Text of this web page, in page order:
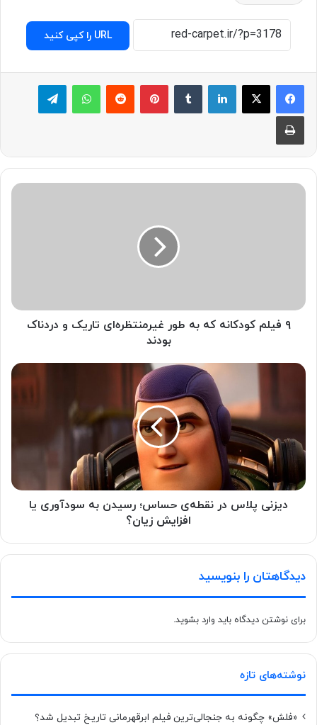
URL را کپی کنید
لینکدین پینترست ‫رددیت واتس آپ
چاپ
۹ فیلم کودکانه که به طور غیرمنتظره‌ای تاریک و دردناک‌
بودند
دیزنی پلاس در نقطه‌ی حساس؛ رسیدن به سودآوری یا
افزایش زیان؟
دیدگاهتان را بنویسید
برای نوشتن دیدگاه باید وارد بشوید.
نوشته‌های تازه
«فلش» چگونه به جنجالی‌ترین فیلم ابرقهرمانی تاریخ تبدیل شد؟